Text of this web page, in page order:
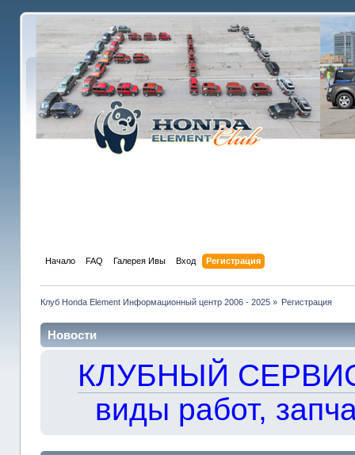
Начало FAQ Галерея Ивы Вход Регистрация
Клуб Honda Element Информационный центр 2006 - 2025» Регистрация
Новости
КЛУБНЫЙ
виды работ,